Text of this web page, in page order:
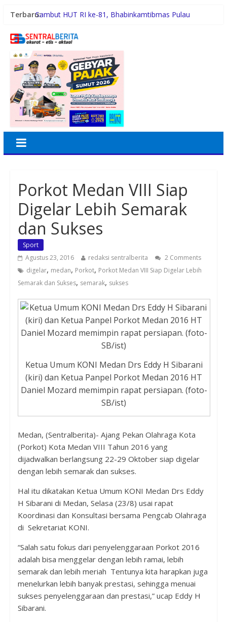
Terbaru:Sambut HUT RI ke-81, Bhabinkamtibmas Pulau
Tafoo’lo Nehe, Pelompat Batu Nias Mohon Diundang
Pemko Medan Didesak Prioritaskan Pembangunan
Jalan 2026
Dinkes Medan Didesak Lakukan Rehabilitasi Fasilitas
Puskesmas
Aipda Hery Gusnihardi Gelar Cooling System di Kuala
Silo Bestari, Ajak Warga Jaga Kamtibmas
Porkot Medan VIII Siap
Digelar Lebih Semarak
dan Sukses
Sport
Agustus 23, 2016
redaksi sentralberita
2 Comments
digelar, medan, Porkot, Porkot Medan VIII Siap Digelar Lebih
Semarak dan Sukses, semarak, sukses
Ketua Umum KONI Medan Drs Eddy H Sibarani
(kiri) dan Ketua Panpel Porkot Medan 2016 HT
Daniel Mozard memimpin rapat persiapan. (foto-
SB/ist)
Medan, (Sentralberita)- Ajang Pekan Olahraga Kota
(Porkot) Kota Medan VIII Tahun 2016 yang
dijadwalkan berlangsung 22-29 Oktober siap digelar
dengan lebih semarak dan sukses.
Hal itu dikatakan Ketua Umum KONI Medan Drs Eddy
H Sibarani di Medan, Selasa (23/8) usai rapat
Koordinasi dan Konsultasi bersama Pengcab Olahraga
di Sekretariat KONI.
“Salah satu fokus dari penyelenggaraan Porkot 2016
adalah bisa menggelar dengan lebih ramai, lebih
semarak dan lebih meriah Tentunya kita harapkan juga
menelurkan lebih banyak prestasi, sehingga menuai
sukses penyelenggaraan dan prestasi,” ucap Eddy H
Sibarani.